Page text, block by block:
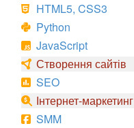
HTML5, CSS3
Python
JavaScript
Створення сайтів
SEO
Інтернет-маркетинг
SMM